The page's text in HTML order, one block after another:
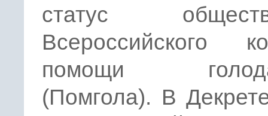
статус
Всероссийского
помощи
(Помгола). В